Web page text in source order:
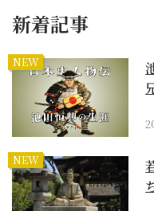
新着記事
NEW
NEW